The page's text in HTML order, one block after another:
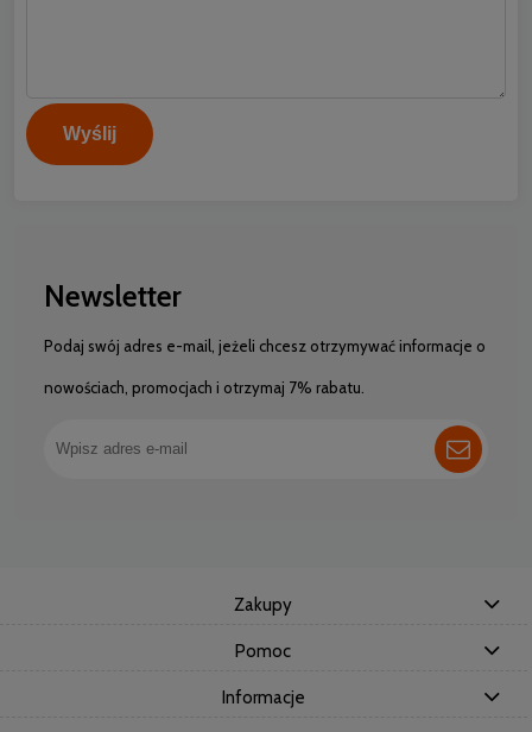
Wyślij
Newsletter
Podaj swój adres e-mail, jeżeli chcesz otrzymywać informacje o
nowościach, promocjach i otrzymaj 7% rabatu.
Zakupy
Pomoc
Informacje